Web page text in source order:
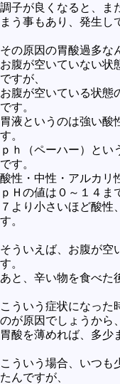
調子が良くなると、ま
まう事もあり、発生し
その原因の胃酸過多な
お腹が空いていない状
ですが、
お腹が空いている状態
です。
胃液というのは強い酸
す。
ｐｈ（ペーハー）とい
です。
酸性・中性・アルカリ
ｐＨの値は０～１４ま
７より小さいほど酸性
す。
そういえば、お腹が空
す。
あと、辛い物を食べた
こういう症状になった
のが原因でしょうから、
胃酸を薄めれば、多少
こういう場合、いつも
たんですが、